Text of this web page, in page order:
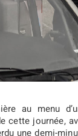
au menu
cette journée,
une demi-